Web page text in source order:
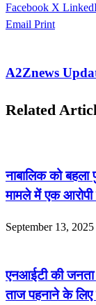
Facebook X
Email Print
A2Znews
Related
नाबालिक को
मामले में एक आरोपी
September 13, 2025
एनआईटी की जनता
ताज पहनाने के लिए